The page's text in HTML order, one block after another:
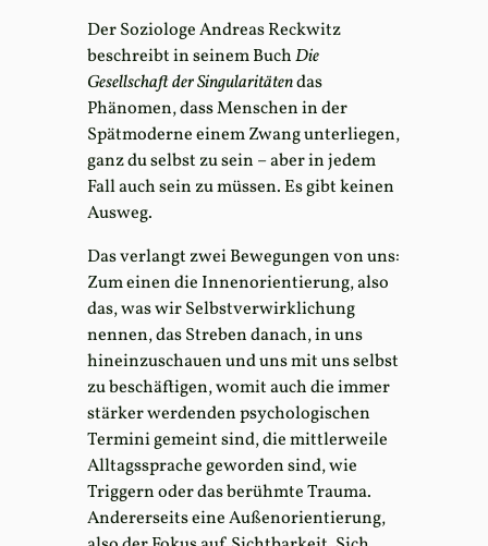
Der Soziologe Andreas Reckwitz
beschreibt in seinem BuchDie
Gesellschaft der Singularitätendas
Phänomen, dass Menschen in der
Spätmoderne einem Zwang unterliegen,
ganz du selbst zu sein – aber in jedem
Fall auch sein zu müssen. Es gibt keinen
Ausweg.
Das verlangt zwei Bewegungen von uns:
Zum einen die Innenorientierung, also
das, was wir Selbstverwirklichung
nennen, das Streben danach, in uns
hineinzuschauen und uns mit uns selbst
zu beschäftigen, womit auch die immer
stärker werdenden psychologischen
Termini gemeint sind, die mittlerweile
Alltagssprache geworden sind, wie
Triggern oder das berühmte Trauma.
Andererseits eine Außenorientierung,